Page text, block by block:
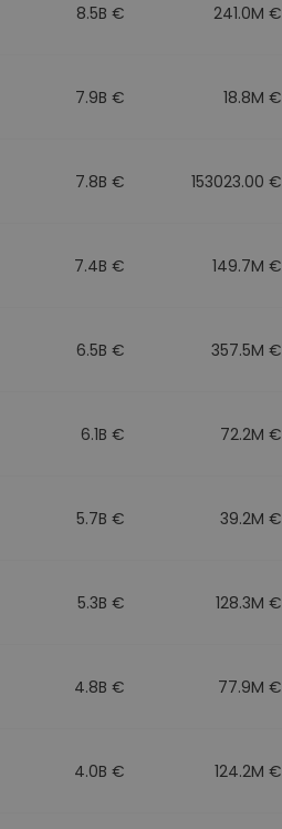
8.5B € 241.0M €
7.9B € 18.8M €
7.8B € 153023.00 €
7.4B € 149.7M €
6.5B € 357.5M €
6.1B € 72.2M €
5.7B € 39.2M €
5.3B € 128.3M €
4.8B € 77.9M €
4.0B € 124.2M €